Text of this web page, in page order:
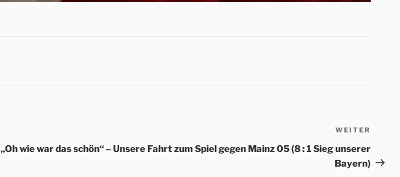
WEITER
„Oh wie war das schön“ – Unsere Fahrt zum Spiel gegen Mainz 05 (8 : 1 Sieg unserer
Bayern)